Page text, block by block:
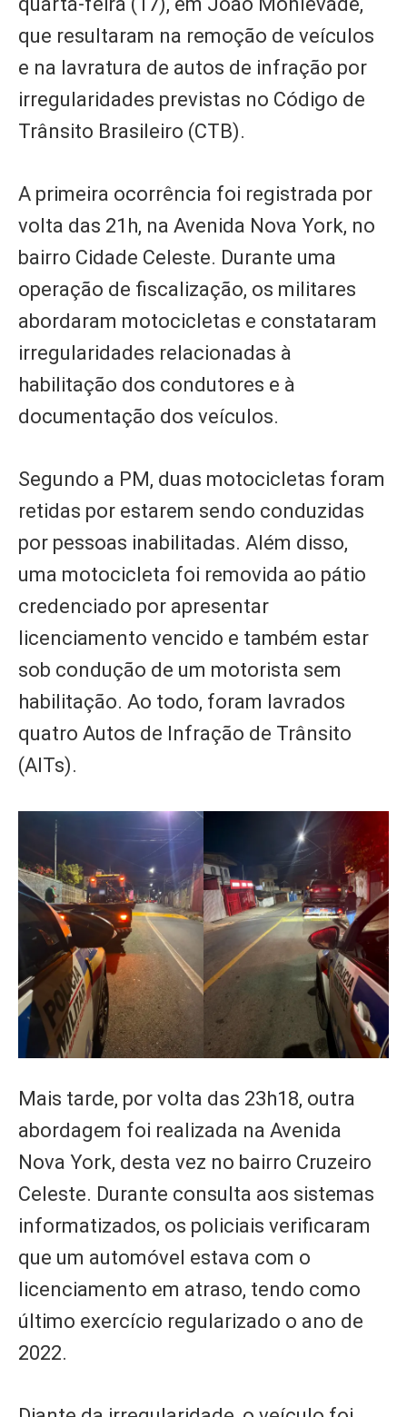
que resultaram na remoção de veículos
e na lavratura de autos de infração por
irregularidades previstas no Código de
Trânsito Brasileiro (CTB).
A primeira ocorrência foi registrada por
volta das 21h, na Avenida Nova York, no
bairro Cidade Celeste. Durante uma
operação de fiscalização, os militares
abordaram motocicletas e constataram
irregularidades relacionadas à
habilitação dos condutores e à
documentação dos veículos.
Segundo a PM, duas motocicletas foram
retidas por estarem sendo conduzidas
por pessoas inabilitadas. Além disso,
uma motocicleta foi removida ao pátio
credenciado por apresentar
licenciamento vencido e também estar
sob condução de um motorista sem
habilitação. Ao todo, foram lavrados
quatro Autos de Infração de Trânsito
(AITs).
Mais tarde, por volta das 23h18, outra
abordagem foi realizada na Avenida
Nova York, desta vez no bairro Cruzeiro
Celeste. Durante consulta aos sistemas
informatizados, os policiais verificaram
que um automóvel estava com o
licenciamento em atraso, tendo como
último exercício regularizado o ano de
2022.